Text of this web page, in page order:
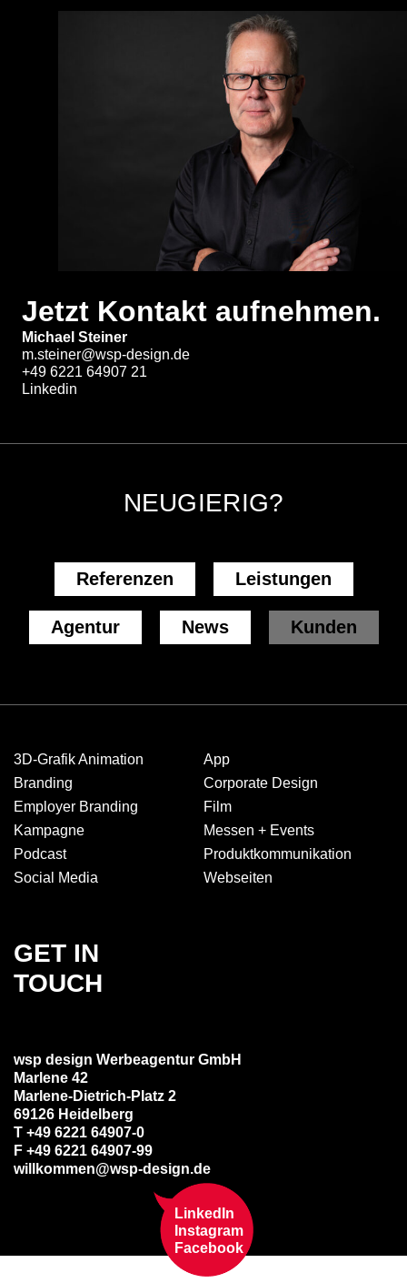
Jetzt Kontakt aufnehmen.
Michael Steiner
m.steiner@wsp-design.de
+49 6221 64907 21
Linkedin
NEUGIERIG?
Referenzen Leistungen
Agentur News Kunden
GET IN
TOUCH
wsp design Werbeagentur GmbH
Marlene 42
Marlene-Dietrich-Platz 2
69126 Heidelberg
T +49 6221 64907-0
F +49 6221 64907-99
willkommen@wsp-design.de
LinkedIn
Instagram
Facebook
3D-Grafik Animation
App
Branding
Corporate Design
Employer Branding
Film
Kampagne
Messen + Events
Podcast
Produkt­kommuni­kation
Social Media
Webseiten